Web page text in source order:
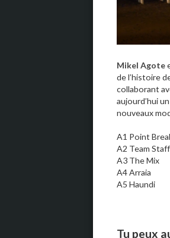
Mikel Agote
de l’histoire
collaborant
aujourd’hui
nouveaux
A1 Point
A2 Team
A3 The Mix
A4 Arraia
A5 Haundi
Tu peux